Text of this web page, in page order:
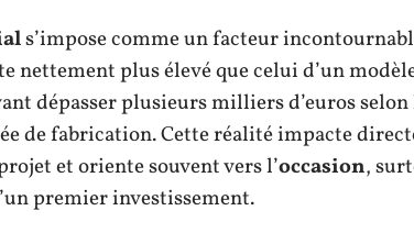
s’impose comme un facteur
nettement plus élevé que celui d’un
dépasser plusieurs milliers d’euros
de fabrication. Cette réalité impacte
et oriente souvent vers l’occasion,
premier investissement.